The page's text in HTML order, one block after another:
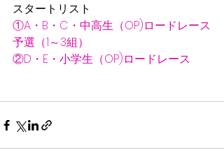
スタートリスト
①A・B・C・中高生（OP)ロードレース
予選（1～3組）
②D・E・小学生（OP)ロードレース